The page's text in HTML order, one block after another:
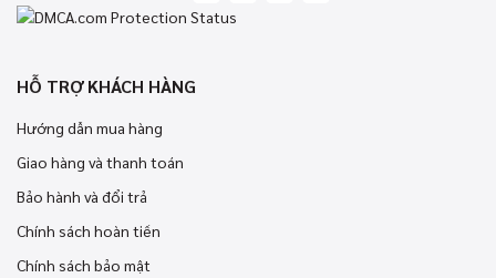
HỖ TRỢ KHÁCH HÀNG
Hướng dẫn mua hàng
Giao hàng và thanh toán
Bảo hành và đổi trả
Chính sách hoàn tiền
Chính sách bảo mật